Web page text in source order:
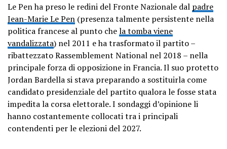
Le Pen ha preso le redini del Fronte Nazionale dal padre
Jean-Marie Le Pen (presenza talmente persistente nella
politica francese al punto chela tomba viene
vandalizzata) nel 2011 e ha trasformato il partito –
ribattezzato Rassemblement National nel 2018 – nella
principale forza di opposizione in Francia. Il suo protetto
Jordan Bardella si stava preparando a sostituirla come
candidato presidenziale del partito qualora le fosse stata
impedita la corsa elettorale. I sondaggi d’opinione li
hanno costantemente collocati tra i principali
contendenti per le elezioni del 2027.